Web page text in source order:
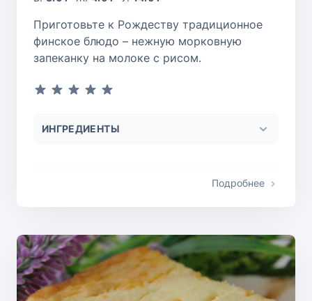
Приготовьте к Рождеству традиционное
финское блюдо – нежную морковную
запеканку на молоке с рисом.
ИНГРЕДИЕНТЫ
Подробнее